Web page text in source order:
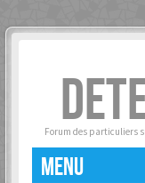
Forum des particuliers
MENU